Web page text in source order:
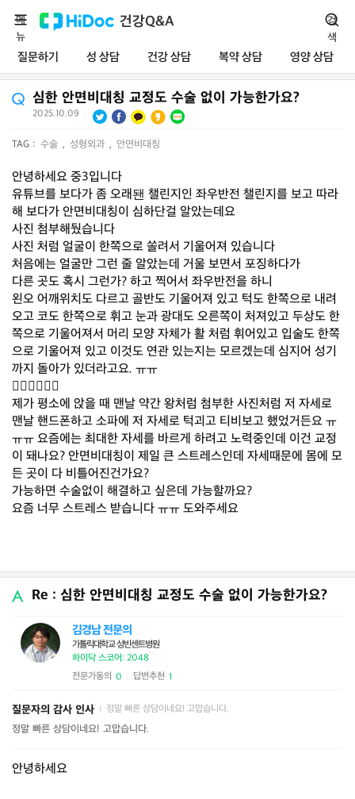
건강Q&A
질문하기 성 상담 건강 상담 복약 상담 영양 상담
메
뉴
검
색
심한 안면비대칭 교정도 수술 없이 가능한가요?
2025.10.09
TAG : 수술 , 성형외과 , 안면비대칭
안녕하세요 중3입니다
유튜브를 보다가 좀 오래됀 챌린지인 좌우반전 챌린지를 보고 따라
해 보다가 안면비대칭이 심하단걸 알았는데요
사진 첨부해뒀습니다
사진 처럼 얼굴이 한쪽으로 쏠려서 기울어져 있습니다
처음에는 얼굴만 그런 줄 알았는데 거울 보면서 포징하다가
다른 곳도 혹시 그런가? 하고 찍어서 좌우반전을 하니
왼오 어깨위치도 다르고 골반도 기울어져 있고 턱도 한쪽으로 내려
오고 코도 한쪽으로 휘고 눈과 광대도 오른쪽이 처져있고 두상도 한
쪽으로 기울어져서 머리 모양 자체가 활 처럼 휘어있고 입술도 한쪽
으로 기울어져 있고 이것도 연관 있는지는 모르겠는데 심지어 성기
까지 돌아가 있더라고요. ㅠㅠ
🤦‍♂️🤦‍♂️🤦‍♂️
제가 평소에 앉을 때 맨날 약간 왕처럼 첨부한 사진처럼 저 자세로
맨날 핸드폰하고 소파에 저 자세로 턱괴고 티비보고 했었거든요 ㅠ
ㅠㅠ 요즘에는 최대한 자세를 바르게 하려고 노력중인데 이건 교정
이 돼나요? 안면비대칭이 제일 큰 스트레스인데 자세때문에 몸에 모
든 곳이 다 비틀어진건가요?
가능하면 수술없이 해결하고 싶은데 가능할까요?
요즘 너무 스트레스 받습니다 ㅠㅠ 도와주세요
Re : 심한 안면비대칭 교정도 수술 없이 가능한가요?
김경남 전문의
가톨릭대학교 성빈센트병원
하이닥 스코어: 2048
전문가동의 0 답변추천 1
질문자의 감사 인사 정말 빠른 상담이네요! 고맙습니다.
정말 빠른 상담이네요! 고맙습니다.
안녕하세요